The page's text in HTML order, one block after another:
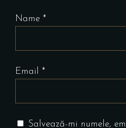
Name *
Email *
Salvează-mi numele,